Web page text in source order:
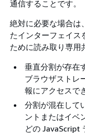
通信することです。
絶対に必要な場合は
たインターフェイス
ために読み取り専用
垂直分割が存在
ブラウザストレ
報にアクセスで
分割が混在して
ントまたはイベ
どの JavaScript